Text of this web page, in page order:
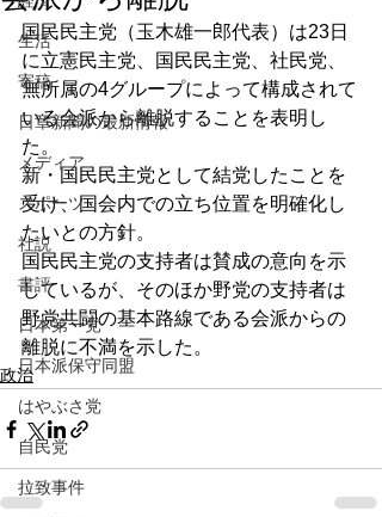
生活
寄稿
日章新聞の最新情報
メディア
スポーツ
社説
書評
日本第一党
日本派保守同盟
はやぶさ党
自民党
拉致事件
国民民主党（玉木雄一郎代表）は23日
に立憲民主党、国民民主党、社民党、
無所属の4グループによって構成されて
いる会派から離脱することを表明し
た。
新・国民民主党として結党したことを
受け、国会内での立ち位置を明確化し
たいとの方針。
国民民主党の支持者は賛成の意向を示
しているが、そのほか野党の支持者は
野党共闘の基本路線である会派からの
離脱に不満を示した。
政治